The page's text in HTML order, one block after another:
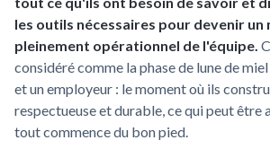
les outils nécessaires pour devenir un
pleinement opérationnel de l'équipe.
considéré comme la phase de lune de
et un employeur : le moment où ils
respectueuse et durable, ce qui peut être
tout commence du bon pied.